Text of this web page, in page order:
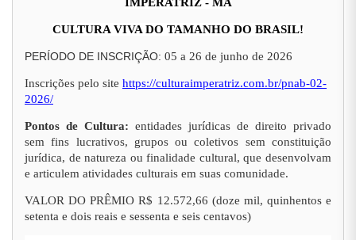
CULTURA VIVA DO TAMANHO DO BRASIL!
PERÍODO DE INSCRIÇÃO: 05 a 26 de junho de 2026
Inscrições pelo site https://culturaimperatriz.com.br/pnab-02-
2026/
Pontos de Cultura: entidades jurídicas de direito privado
sem fins lucrativos, grupos ou coletivos sem constituição
jurídica, de natureza ou finalidade cultural, que desenvolvam
e articulem atividades culturais em suas comunidade.
VALOR DO PRÊMIO R$ 12.572,66 (doze mil, quinhentos e
setenta e dois reais e sessenta e seis centavos)